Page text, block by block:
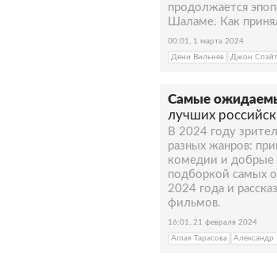
продолжается
Шаламе. Как
00:01, 1 марта 2024
Дени Вильнев
Джон
Самые
лучших
В 2024 году
разных жанров:
комедии и добрые
подборкой самых
2024 года и
фильмов.
16:01, 21 февраля 2024
Аглая Тарасова
Александр